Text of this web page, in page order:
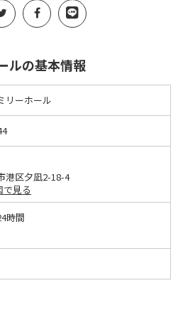
ルの基本情報
リーホール
港区夕凪2-18-4
見る
時間